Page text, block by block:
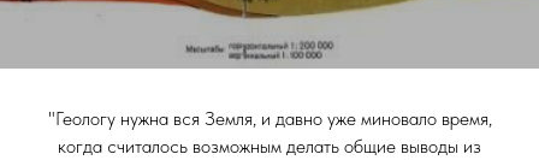
"Геологу нужна вся Земля, и давно уже миновало время,
когда считалось возможным делать общие выводы из